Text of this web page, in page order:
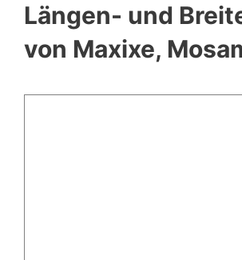
Längen- und
von Maxixe,